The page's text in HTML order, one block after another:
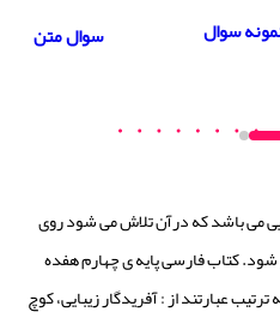
سوال سوال متن
می باشد که درآن تلاش می شود روی
کتاب فارسی پایه ی چهارم هفده
عبارتند از : آفریدگار زیبایی، کوچ